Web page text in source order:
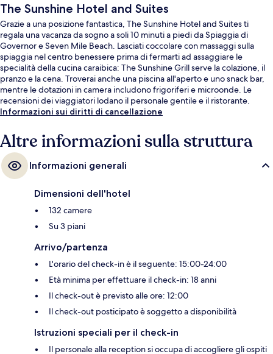
The Sunshine Hotel and Suites
Grazie a una posizione fantastica, The Sunshine Hotel and Suites ti
regala una vacanza da sogno a soli 10 minuti a piedi da Spiaggia di
Governor e Seven Mile Beach. Lasciati coccolare con massaggi sulla
spiaggia nel centro benessere prima di fermarti ad assaggiare le
specialità della cucina caraibica: The Sunshine Grill serve la colazione, il
pranzo e la cena. Troverai anche una piscina all'aperto e uno snack bar,
mentre le dotazioni in camera includono frigoriferi e microonde. Le
recensioni dei viaggiatori lodano il personale gentile e il ristorante.
Informazioni sui diritti di cancellazione
Altre informazioni sulla struttura
Informazioni generali
Dimensioni dell'hotel
132 camere
Su 3 piani
Arrivo/partenza
L'orario del check-in è il seguente: 15:00-24:00
Età minima per effettuare il check-in: 18 anni
Il check-out è previsto alle ore: 12:00
Il check-out posticipato è soggetto a disponibilità
Istruzioni speciali per il check-in
Il personale alla reception si occupa di accogliere gli ospiti